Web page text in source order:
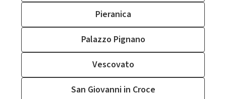
Pieranica
Palazzo Pignano
Vescovato
San Giovanni in Croce